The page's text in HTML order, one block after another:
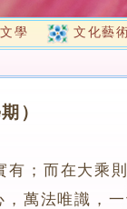
學 文化藝
）
；而在大乘
萬法唯識，